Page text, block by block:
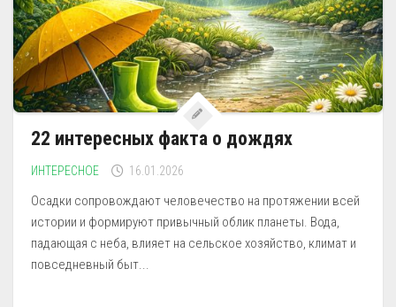
22 интересных факта о дождях
ИНТЕРЕСНОЕ 16.01.2026
Осадки сопровождают человечество на протяжении всей
истории и формируют привычный облик планеты. Вода,
падающая с неба, влияет на сельское хозяйство, климат и
повседневный быт...